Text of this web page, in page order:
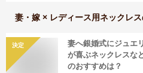
妻・嫁 × レディース用ネックレス
決定
妻へ銀婚式にジュエ
が喜ぶネックレスな
のおすすめは？